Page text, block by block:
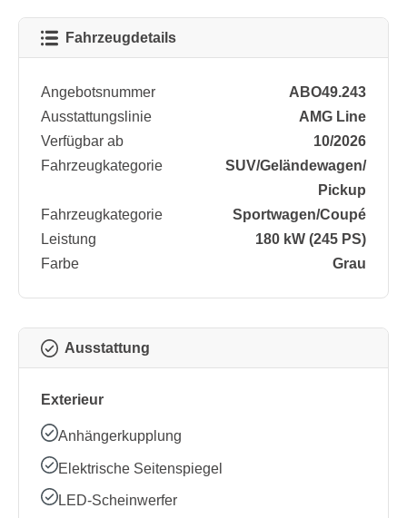
Fahrzeugdetails
Angebotsnummer
ABO49.243
Ausstattungslinie
AMG Line
Verfügbar ab
10/2026
Fahrzeugkategorie
SUV/​Geländewagen/​
Pickup
Fahrzeugkategorie
Sportwagen/​Coupé
Leistung
180 kW (245 PS)
Farbe
Grau
Ausstattung
Exterieur
Anhängerkupplung
Elektrische Seitenspiegel
LED-Scheinwerfer